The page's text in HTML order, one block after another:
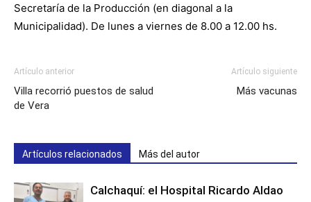
Secretaría de la Producción (en diagonal a la
Municipalidad). De lunes a viernes de 8.00 a 12.00 hs.
Artículo anterior
Villa recorrió puestos de salud
de Vera
Artículo siguiente
Más vacunas
Artículos relacionados Más del autor
Calchaquí: el Hospital Ricardo Aldao